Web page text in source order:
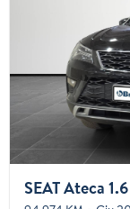
SEAT Ateca